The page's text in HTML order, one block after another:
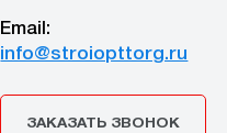
Email:
info@stroiopttorg.ru
ЗАКАЗАТЬ ЗВОНОК